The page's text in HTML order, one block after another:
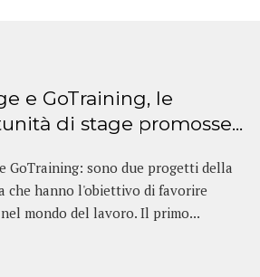
e GoTraining, le
di stage promosse...
GoTraining: sono due progetti della
che hanno l'obiettivo di favorire
mondo del lavoro. Il primo...